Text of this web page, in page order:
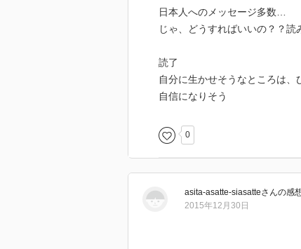
日本人へのメッセージ多数…
じゃ、どうすればいいの？？
読了
自分に生かせそうなところは、
自信になりそう
0
asita-asatte-siasatteさんの感
2015年12月30日